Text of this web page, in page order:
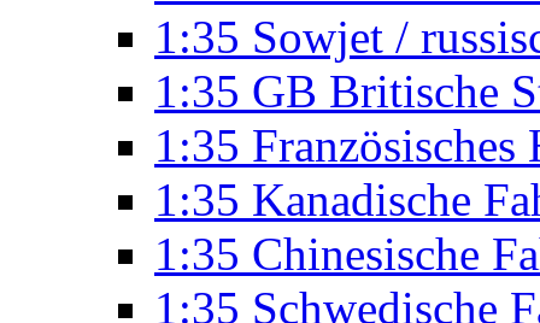
1:35 Sowjet /
1:35 GB Britische
1:35 Französisches
1:35 Kanadische
1:35 Chinesische
1:35 Schwedische